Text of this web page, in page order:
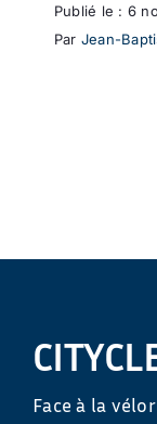
Publié le : 6
Par Jean-
Face à la